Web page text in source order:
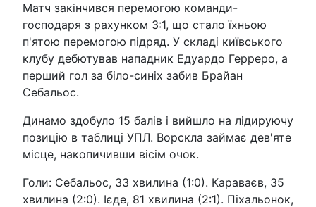
Матч закінчився перемогою команди-
господаря з рахунком 3:1, що стало їхньою
п'ятою перемогою підряд. У складі київського
клубу дебютував нападник Едуардо Герреро, а
перший гол за біло-синіх забив Брайан
Себальос.
Динамо здобуло 15 балів і вийшло на лідируючу
позицію в таблиці УПЛ. Ворскла займає дев'яте
місце, накопичивши вісім очок.
Голи: Себальос, 33 хвилина (1:0). Караваєв, 35
хвилина (2:0). Ієде, 81 хвилина (2:1). Піхальонок,